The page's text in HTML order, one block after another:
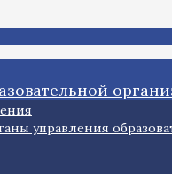
управления